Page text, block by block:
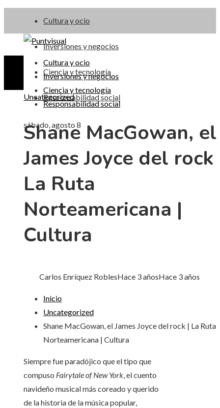
Cultura y ocio
Inversiones y negocios
Ciencia y tecnología
Responsabilidad social
sábado, agosto 8
Cultura y ocio
Inversiones y negocios
Ciencia y tecnología
Responsabilidad social
Uncategorized
Shane MacGowan, el
James Joyce del rock
La Ruta
Norteamericana |
Cultura
Carlos Enríquez RoblesHace 3 añosHace 3 años
Inicio
Uncategorized
Shane MacGowan, el James Joyce del rock | La Ruta
Norteamericana | Cultura
Siempre fue paradójico que el tipo que
compuso Fairytale of New York, el cuento
navideño musical más coreado y querido
de la historia de la música popular,